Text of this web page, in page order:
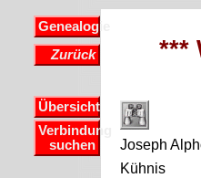
Genealogie
Zurück
Übersicht
Verbindung
suchen
***
Joseph
Kühnis